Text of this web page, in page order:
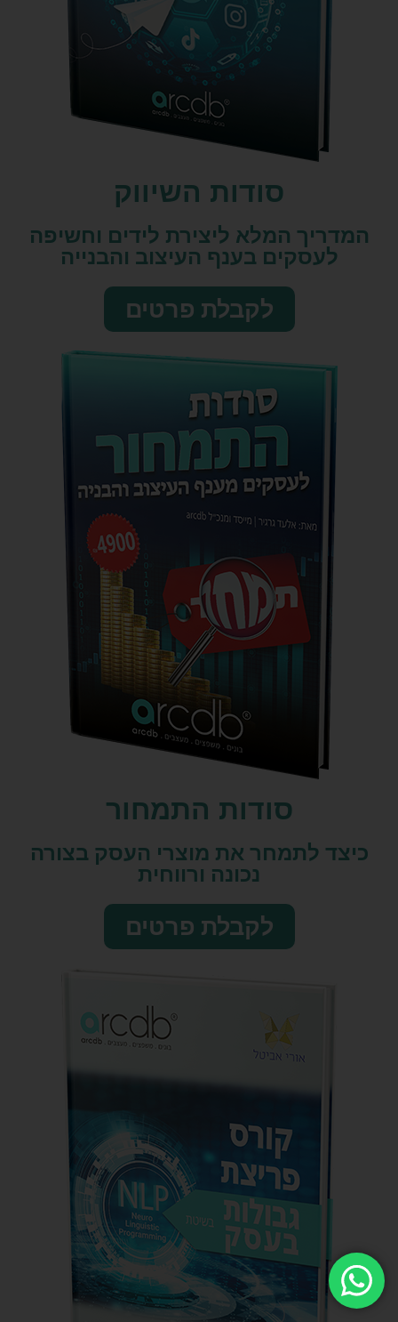
סודות השיווק​
המדריך המלא ליצירת לידים וחשיפה
לעסקים בענף העיצוב והבנייה
לקבלת פרטים
סודות התמחור
כיצד לתמחר את מוצרי העסק בצורה
נכונה ורווחית
לקבלת פרטים